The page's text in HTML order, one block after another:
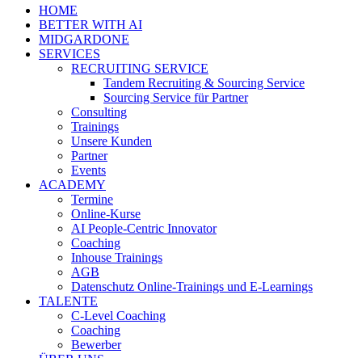
HOME
BETTER WITH AI
MIDGARDONE
SERVICES
RECRUITING SERVICE
Tandem Recruiting & Sourcing Service
Sourcing Service für Partner
Consulting
Trainings
Unsere Kunden
Partner
Events
ACADEMY
Termine
Online-Kurse
AI People-Centric Innovator
Coaching
Inhouse Trainings
AGB
Datenschutz Online-Trainings und E-Learnings
TALENTE
C-Level Coaching
Coaching
Bewerber